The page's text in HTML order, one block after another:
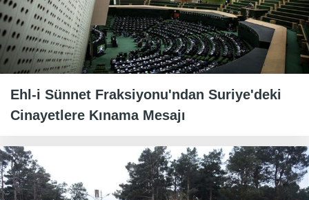
Ehl-i Sünnet Fraksiyonu'ndan Suriye'deki
Cinayetlere Kınama Mesajı